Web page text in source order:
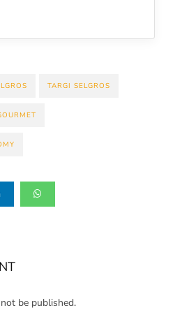
TARGI SELGROS
be published.